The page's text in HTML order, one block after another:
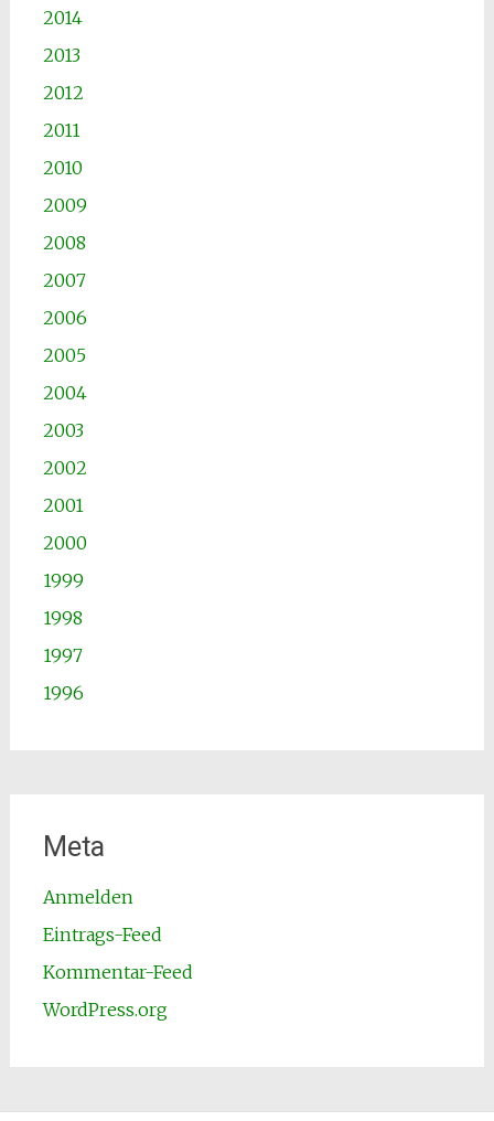
2014
2013
2012
2011
2010
2009
2008
2007
2006
2005
2004
2003
2002
2001
2000
1999
1998
1997
1996
Meta
Anmelden
Eintrags-Feed
Kommentar-Feed
WordPress.org